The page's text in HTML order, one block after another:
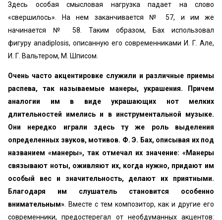
Здесь особая смысловая нагрузка падает на слово
«свершилось». На нем за­канчивается № 57, и им же
начинается № 58. Таким образом, Бах использовал
фигуру anadiplosis, описанную его современни­ками И. Г. Але,
И. Г. Вальтером, М. Шписом.
Очень часто акцентировке служили и различные приемы
рас­пева, так называемые манеры, украшения. Причем
аналогии им в виде украшающих нот мелких
длительностей имелись и в инструментальной музыке.
Они нередко играли здесь ту же роль выделения
определенных звуков, мотивов. Ф. Э. Бах, опи­сывая их под
названием «манеры», так отмечал их значение: «Манеры
связывают ноты, оживляют их, когда нужно, придают им
особый вес и значительность, делают их приятными.
Благо­даря им слушатель становится особенно
внимательным». Вместе с тем композитор, как и другие его
современники, предостерегал от необдуманных акцентов: